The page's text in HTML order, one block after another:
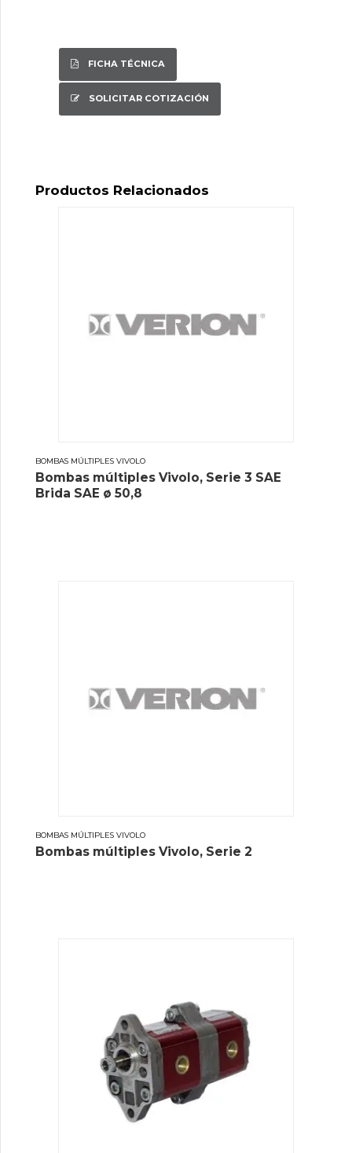
FICHA TÉCNICA
SOLICITAR COTIZACIÓN
Productos Relacionados
BOMBAS MÚLTIPLES VIVOLO
Bombas múltiples Vivolo, Serie 3 SAE
Brida SAE ø 50,8
BOMBAS MÚLTIPLES VIVOLO
Bombas múltiples Vivolo, Serie 2